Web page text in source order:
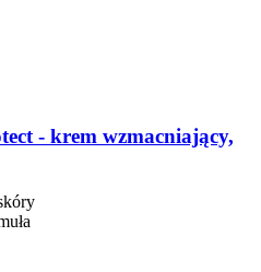
-​ krem wzmacniający,